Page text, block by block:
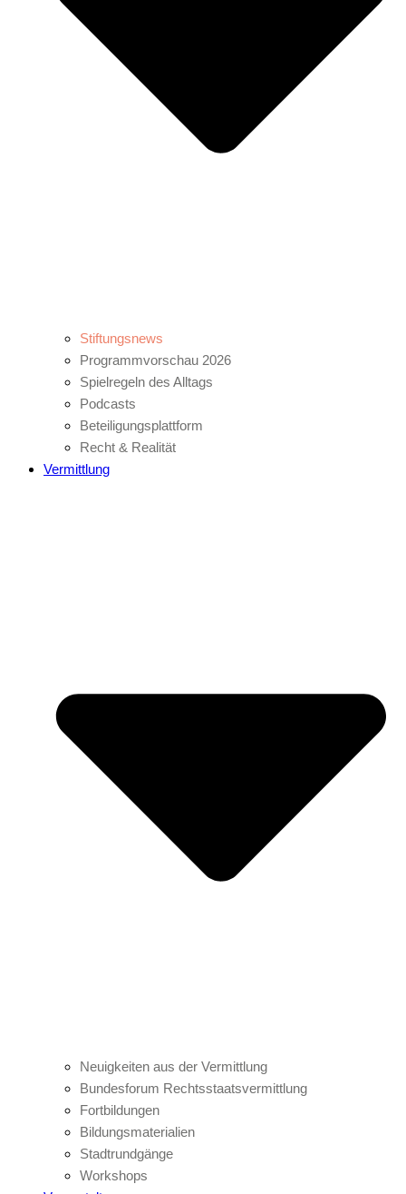
Stiftungsnews
Programmvorschau 2026
Spielregeln des Alltags
Podcasts
Beteiligungsplattform
Recht & Realität
Vermittlung
Neuigkeiten aus der Vermittlung
Bundesforum Rechtsstaatsvermittlung
Fortbildungen
Bildungsmaterialien
Stadtrundgänge
Workshops